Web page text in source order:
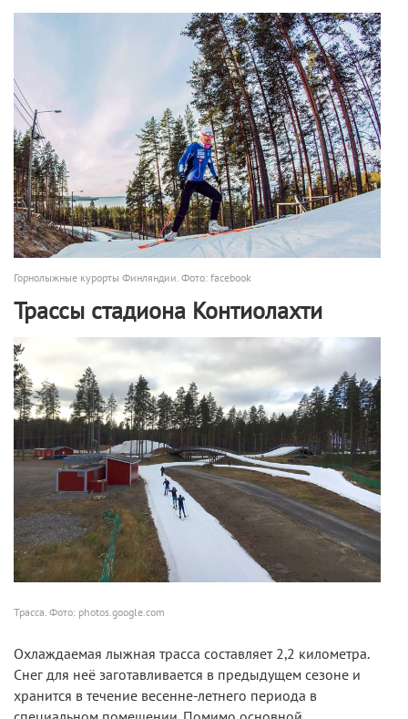
Горнолыжные курорты Финляндии. Фото: facebook
Трассы стадиона Контиолахти
Трасса. Фото: photos.google.com
Охлаждаемая лыжная трасса составляет 2,2 километра.
Снег для неё заготавливается в предыдущем сезоне и
хранится в течение весенне-летнего периода в